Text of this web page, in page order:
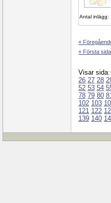
Antal inlägg:
«
« Första
Visar sida:
26 27 28
52 53 54
78 79 80
102 103
121 122
139 140